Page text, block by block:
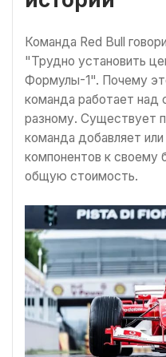
Команда Red Bull
"Трудно установить
Формулы-1". Почему
команда работает над
разному. Существует
команда добавляет
компонентов к своему
общую стоимость.